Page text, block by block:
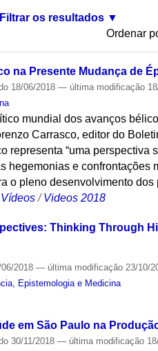
Filtrar os resultados
Ordenar
na Presente Mudança de
18/06/2018— última modificação
mundial dos avanços
Carrasco, editor do
representa “uma
hegemonias e confrontações
o pleno desenvolvimento dos
Vídeos /Videos 2018
Thinking Through
06/2018— última modificação 23/10/
Epistemologia e Medicina
em São Paulo na
30/11/2018— última modificação